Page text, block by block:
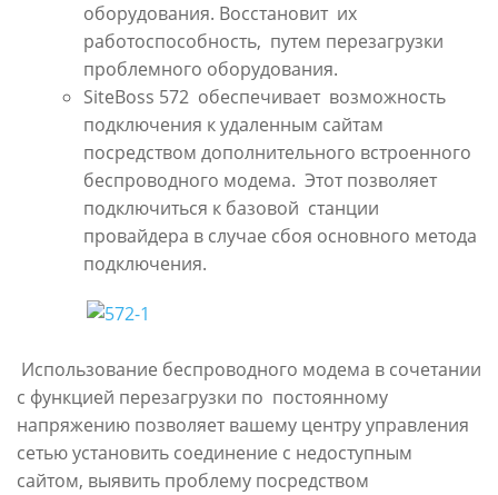
оборудования. Восстановит их
работоспособность, путем перезагрузки
проблемного оборудования.
SiteBoss 572 обеспечивает возможность
подключения к удаленным сайтам
посредством дополнительного встроенного
беспроводного модема. Этот позволяет
подключиться к базовой станции
провайдера в случае сбоя основного метода
подключения.
Использование беспроводного модема в сочетании
с функцией перезагрузки по постоянному
напряжению позволяет вашему центру управления
сетью установить соединение с недоступным
сайтом, выявить проблему посредством